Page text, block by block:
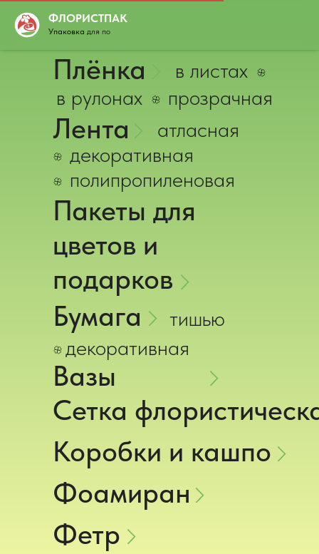
ФЛОРИСТПАК
Упаковка для подар
Вазы
декоративная
тишью
Бумага
Фоамиран
Фетр
Сетка
Коробки и кашпо
Пакеты для
цветов и
подарков
полипропиленовая
декоративная
атласная
Лента
прозрачная
в рулонах
в листах
Плёнка